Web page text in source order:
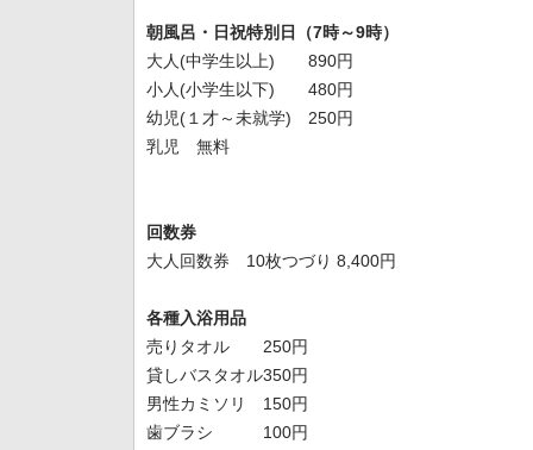
朝風呂・日祝特別日（7時～9時）
大人(中学生以上) 890円
小人(小学生以下) 480円
幼児(１才～未就学) 250円
乳児 無料
回数券
大人回数券 10枚つづり 8,400円
各種入浴用品
売りタオル 250円
貸しバスタオル350円
男性カミソリ 150円
歯ブラシ 100円